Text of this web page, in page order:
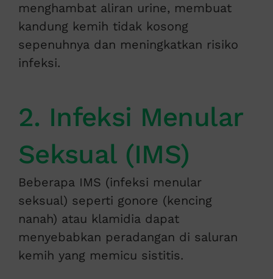
menghambat aliran urine, membuat
kandung kemih tidak kosong
sepenuhnya dan meningkatkan risiko
infeksi.
2. Infeksi Menular
Seksual (IMS)
Beberapa IMS (infeksi menular
seksual) seperti gonore (kencing
nanah) atau klamidia dapat
menyebabkan peradangan di saluran
kemih yang memicu sistitis.